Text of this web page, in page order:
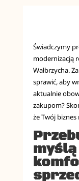
Świadczymy
modernizacją
Wałbrzycha.
sprawić, aby
aktualnie
zakupom?
że Twój